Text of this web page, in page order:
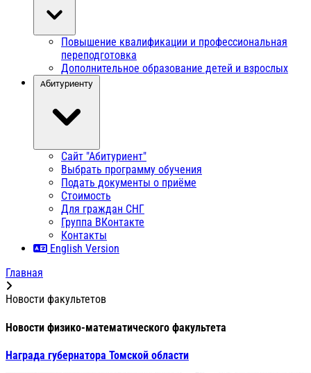
Повышение квалификации и профессиональная
переподготовка
Дополнительное образование детей и взрослых
Абитуриенту
Сайт "Абитуриент"
Выбрать программу обучения
Подать документы о приёме
Стоимость
Для граждан СНГ
Группа ВКонтакте
Контакты
English Version
Главная
Новости факультетов
Новости физико-математического факультета
Награда губернатора Томской области